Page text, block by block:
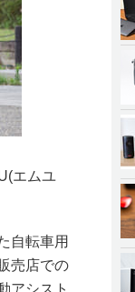
エムユ
自転車用
売店での
アシスト